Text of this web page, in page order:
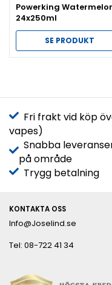
Powerking
24x250ml
SE PRODUKT
Fri frakt vid köp
vapes)
Snabba
på område
Trygg betalning
KONTAKTA OSS
Info@Joselind.se
Tel: 08-722 41 34